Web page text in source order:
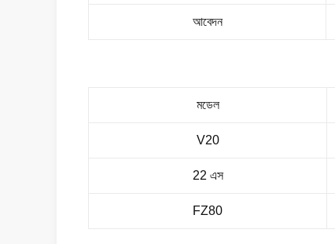
আবেদন
মডেল
V20
22 এস
FZ80